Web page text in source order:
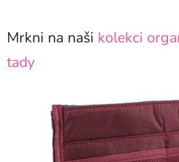
Mrkni na naši kolekci
tady